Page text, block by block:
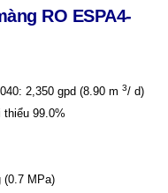
RO ESPA4-
2,350 gpd (8.90 m 3/ d)
99.0%
(0.7 MPa)